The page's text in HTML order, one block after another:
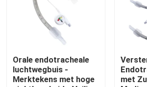
Over ons
Fabrieksreis
Kwaliteitscontrole
Orale endotracheale
luchtwegbuis -
Merktekens met hoge
met